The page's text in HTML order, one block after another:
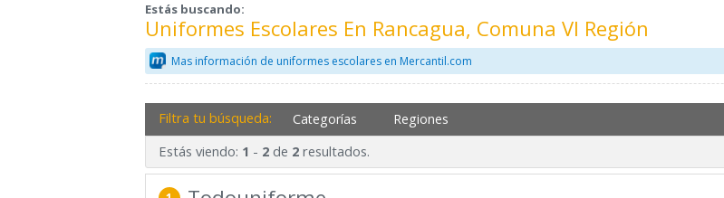
Estás buscando:
Uniformes Escolares En Rancagua, Comuna VI Región
Mas información de uniformes escolares en Mercantil.com
Filtra tu búsqueda: Categorías Regiones
Estás viendo: 1 - 2de 2resultados.